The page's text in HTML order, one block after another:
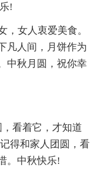
!
，女人衷爱美食。
凡人间，月饼作为
中秋月圆，祝你幸
看着它，才知道
得和家人团圆，看
。中秋快乐!